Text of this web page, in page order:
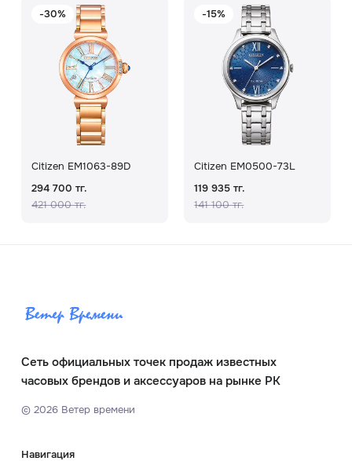
-30%
Citizen EM1063-89D
294 700 тг.
421 000 тг.
-15%
Citizen EM0500-73L
119 935 тг.
141 100 тг.
Сеть официальных точек продаж известных
часовых брендов и аксессуаров на рынке РК
© 2026Ветер времени
Навигация